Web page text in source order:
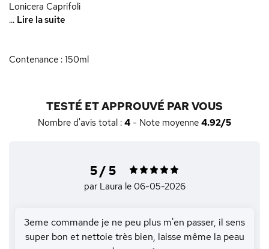
Lonicera Caprifoli
... Lire la suite
Contenance : 150ml
TESTÉ ET APPROUVÉ PAR VOUS
Nombre d'avis total : 4 - Note moyenne 4.92/5
5 / 5
par Laura le 06-05-2026
3eme commande je ne peu plus m'en passer, il sens
super bon et nettoie très bien, laisse même la peau